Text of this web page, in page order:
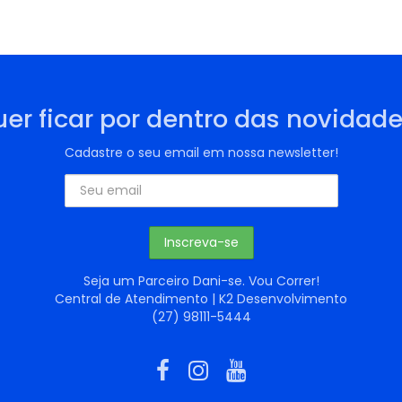
ficar por dentro das
Cadastre o seu email em nossa newsletter!
Seja um Parceiro Dani-se. Vou Correr!
Central de Atendimento | K2 Desenvolvimento
(27) 98111-5444